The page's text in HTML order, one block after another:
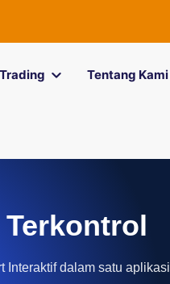
Tentang Kami
Interaktif dalam satu aplikasi